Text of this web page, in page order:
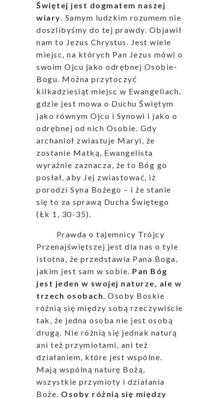
Świętej jest dogmatem naszej
wiary. Samym ludzkim rozumem nie
doszlibyśmy do tej prawdy. Objawił
nam to Jezus Chrystus. Jest wiele
miejsc, na których Pan Jezus mówi o
swoim Ojcu jako odrębnej Osobie-
Bogu. Można przytoczyć
kilkadziesiąt miejsc w Ewangeliach,
gdzie jest mowa o Duchu Świętym
jako równym Ojcu i Synowi i jako o
odrębnej od nich Osobie. Gdy
archanioł zwiastuje Maryi, że
zostanie Matką, Ewangelista
wyraźnie zaznacza, że to Bóg go
posłał, aby Jej zwiastować, iż
porodzi Syna Bożego – i że stanie
się to za sprawą Ducha Świętego
(Łk 1, 30-35).
Prawda o tajemnicy Trójcy
Przenajświętszej jest dla nas o tyle
istotna, że przedstawia Pana Boga,
jakim jest sam w sobie. Pan Bóg
jest jeden w swojej naturze, ale w
trzech osobach. Osoby Boskie
różnią się między sobą rzeczywiście
tak, że jedna osoba nie jest osobą
drugą. Nie różnią się jednak naturą
ani też przymiotami, ani też
działaniem, które jest wspólne.
Mają wspólną naturę Bożą,
wszystkie przymioty i działania
Boże. Osoby różnią się między